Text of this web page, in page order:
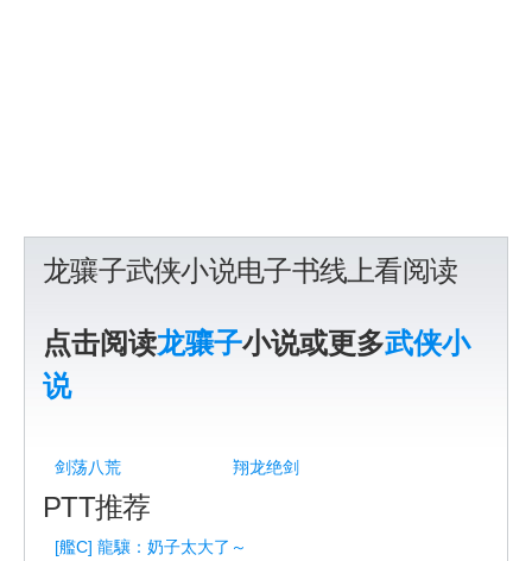
龙骧子武侠小说电子书线上看阅读
点击阅读龙骧子小说或更多武侠小
说
剑荡八荒 翔龙绝剑
PTT推荐
[艦C] 龍驤：奶子太大了～